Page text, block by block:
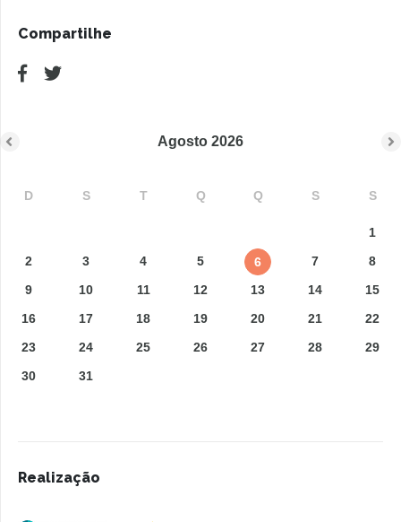
Compartilhe
Agosto 2026
D S T Q Q S S
1
2
3 4 5 6 7
8
9
10 11 12 13 14
15
16
17 18 19 20 21
22
23
24 25 26 27 28
29
30
31
Realização